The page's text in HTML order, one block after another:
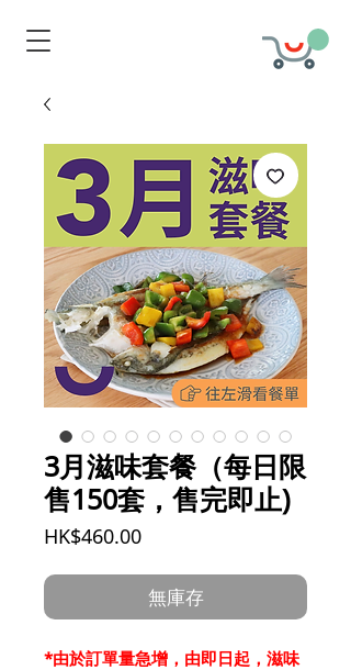
3月滋味套餐（每日限
售150套，售完即止)
HK$460.00價
無庫存
*由於訂單量急增，由即日起，滋味